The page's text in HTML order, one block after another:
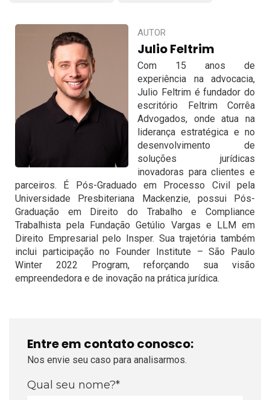
AUTOR
Julio Feltrim
Com 15 anos de
experiência na advocacia,
Julio Feltrim é fundador do
escritório Feltrim Corrêa
Advogados, onde atua na
liderança estratégica e no
desenvolvimento de
soluções jurídicas
inovadoras para clientes e
parceiros. É Pós-Graduado em Processo Civil pela
Universidade Presbiteriana Mackenzie, possui Pós-
Graduação em Direito do Trabalho e Compliance
Trabalhista pela Fundação Getúlio Vargas e LLM em
Direito Empresarial pelo Insper. Sua trajetória também
inclui participação no Founder Institute – São Paulo
Winter 2022 Program, reforçando sua visão
empreendedora e de inovação na prática jurídica.
Entre em contato conosco:
Nos envie seu caso para analisarmos.
Qual seu nome?*